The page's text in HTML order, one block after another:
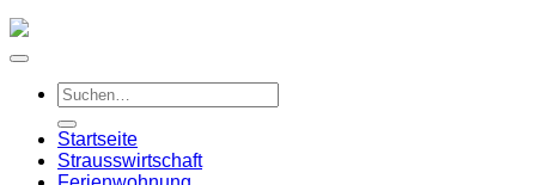
Suchen
nach:
Startseite
Strausswirtschaft